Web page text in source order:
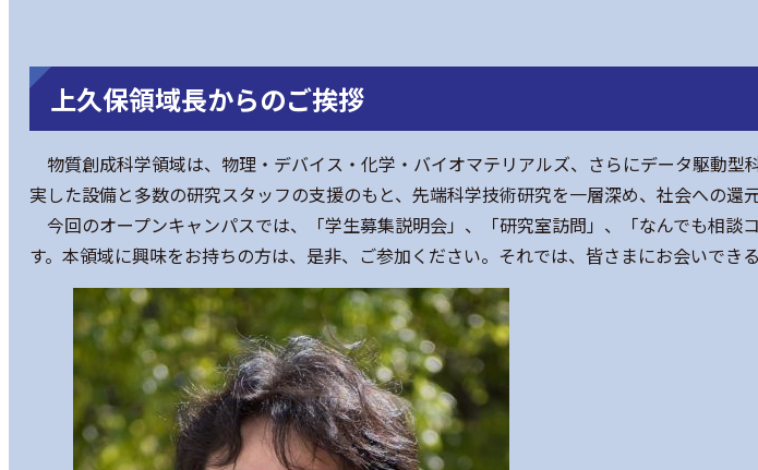
上久保領域長からのご挨拶
物質創成科学領域は、物理・デバイス・化学・バイオマテリアルズ、さらにデータ駆動
実した設備と多数の研究スタッフの支援のもと、先端科学技術研究を一層深め、社会への還
今回のオープンキャンパスでは、「学生募集説明会」、「研究室訪問」、「なんでも相
す。本領域に興味をお持ちの方は、是非、ご参加ください。それでは、皆さまにお会いでき